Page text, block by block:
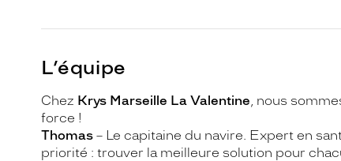
L’équipe
Chez Krys Marseille La Valentine, nous
force !
Thomas – Le capitaine du navire. Expert en
priorité : trouver la meilleure solution pour